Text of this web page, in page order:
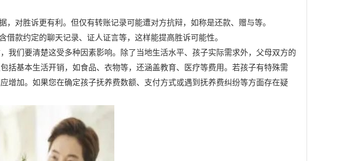
，对胜诉更有利。但仅有转账记录可能遭对方抗辩，如称是还款、赠与等。
借款约定的聊天记录、证人证言等，这样能提高胜诉可能性。
我们要清楚这受多种因素影响。除了当地生活水平、孩子实际需求外，父母双方的
括基本生活开销，如食品、衣物等，还涵盖教育、医疗等费用。若孩子有特殊需
增加。如果您在确定孩子抚养费数额、支付方式或遇到抚养费纠纷等方面存在疑